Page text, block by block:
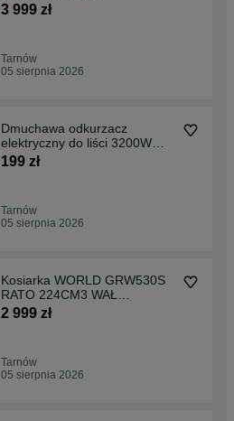
3 999 zł
Tarnów
05 sierpnia 2026
Dmuchawa odkurzacz
elektryczny do liści 3200W
250 km/h
199 zł
Tarnów
05 sierpnia 2026
Kosiarka WORLD GRW530S
RATO 224CM3 WAŁ
KARDANA 3 biegi
2 999 zł
Tarnów
05 sierpnia 2026